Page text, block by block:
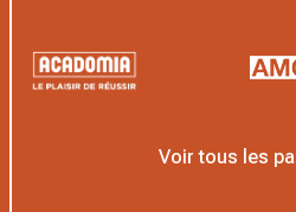
Voir tous les